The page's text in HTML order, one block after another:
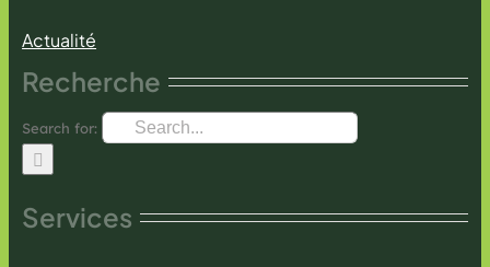
Actualité
Recherche
Search for:
Services